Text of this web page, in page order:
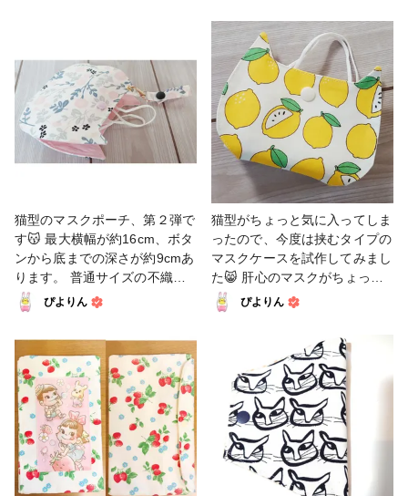
ソーイング
が、グレー✕ピンクも好きなの
です😊 #小物・雑貨 #猫 #マス
クケース #マスクポーチ #ファ
ンれぽ_大塚屋ネットショップ
た。 意図せずですが、ストラ
ップが尻尾のような位置になり
ました✨ サテンリボンに手縫
い糸（黒）で刺繍をして、手作
りのタグも付けてみました😀
綾テープやブロードの端切れな
ど色々な素材に、消しゴムはん
こ、ステンシルなど、タグ作り
も試しましたが… デコレクシ
ョンズさんのこの素敵生地には
1cm幅のサテンリボンが一番し
っくりきました😊 細リボンに
手で刺繍していくのは大変です
が、楽しくもあるので、もうち
ょっと続けてみます😁 #小物・
雑貨 #マスクケース #猫 #ファ
猫型のマスクポーチ、第２弾で
す😽 最大横幅が約16cm、ボタ
ンから底までの深さが約9cmあ
ります。 普通サイズの不織布
マスクを二つ折りで収納できま
す。 底部分を少し繋いで、小
してみました。 食事中など鞄
などにも下げられるように、共
布でストラップも作りました。
しかし、うーん💦 猫の顔にし
ては、ほっぺや顎がカクカクし
てるのが気になります💦 裏地
の縫い付けもうまくできなく
て、やっぱりフカフカしてシワ
ぴよりん
猫型がちょっと気に入ってしま
ったので、今度は挟むタイプの
マスクケースを試作してみまし
た😸 肝心のマスクがちょっと
はみ出してしまうので、また型
紙を直します😅 #マスクケース
#小物・雑貨 #猫 #レモン
ぴよりん